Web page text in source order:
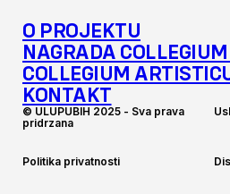
O PROJEKTU
NAGRADA
COLLEGIUM
KONTAKT
© ULUPUBIH 2025 - Sva prava
pridrzana
Usl
Politika privatnosti Dis